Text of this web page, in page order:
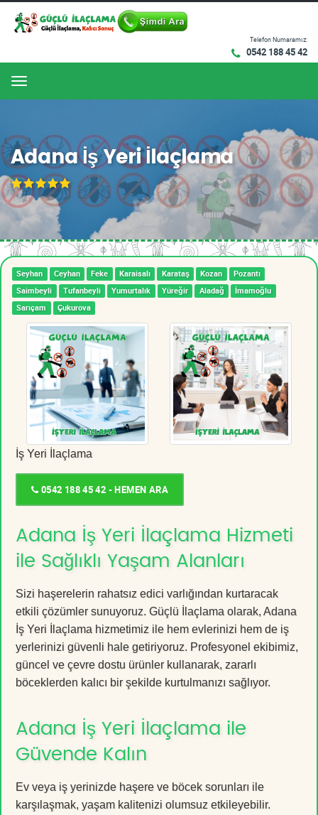
Telefon Numaramız:
0542 188 45 42
Menu
Adana İş Yeri İlaçlama
Seyhan Ceyhan Feke Karaisalı Karataş Kozan
Pozantı
Saimbeyli
Tufanbeyli Yumurtalık Yüreğir Aladağ
İmamoğlu
Sarıçam
Çukurova
İş Yeri İlaçlama
0542 188 45 42 - HEMEN ARA
Adana İş Yeri İlaçlama Hizmeti
ile Sağlıklı Yaşam Alanları
Sizi haşerelerin rahatsız edici varlığından kurtaracak
etkili çözümler sunuyoruz. Güçlü İlaçlama olarak, Adana
İş Yeri İlaçlama hizmetimiz ile hem evlerinizi hem de iş
yerlerinizi güvenli hale getiriyoruz. Profesyonel ekibimiz,
güncel ve çevre dostu ürünler kullanarak, zararlı
böceklerden kalıcı bir şekilde kurtulmanızı sağlıyor.
Adana İş Yeri İlaçlama ile
Güvende Kalın
Ev veya iş yerinizde haşere ve böcek sorunları ile
karşılaşmak, yaşam kalitenizi olumsuz etkileyebilir.